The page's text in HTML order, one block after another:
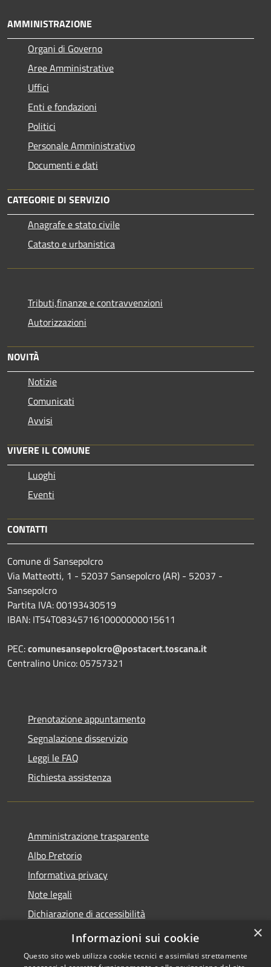
AMMINISTRAZIONE
Organi di Governo
Aree Amministrative
Uffici
Enti e fondazioni
Politici
Personale Amministrativo
Documenti e dati
CATEGORIE DI SERVIZIO
Anagrafe e stato civile
Catasto e urbanistica
Tributi,finanze e contravvenzioni
Autorizzazioni
NOVITÀ
Notizie
Comunicati
Avvisi
VIVERE IL COMUNE
Luoghi
Eventi
CONTATTI
Comune di Sansepolcro
Via Matteotti, 1 - 52037 Sansepolcro (AR) - 52037 -
Sansepolcro
Partita IVA: 00193430519
IBAN: IT54T0834571610000000015611
PEC:comunesansepolcro@postacert.toscana.it
Centralino Unico: 05757321
Prenotazione appuntamento
Segnalazione disservizio
Leggi le FAQ
Richiesta assistenza
Amministrazione trasparente
Albo Pretorio
Informativa privacy
Note legali
Dichiarazione di accessibilità
Piano di miglioramento dei servizi
×
Informazioni sui cookie
Questo sito web utilizza cookie tecnici e assimilati strettamente